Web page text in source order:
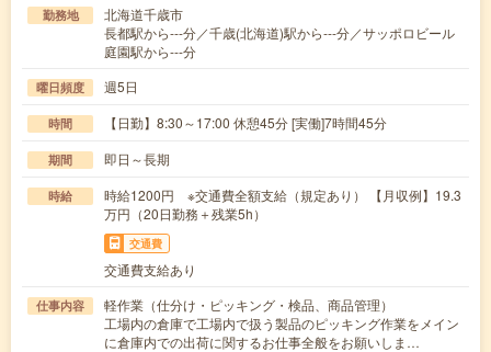
勤務地
北海道千歳市
長都駅から---分／千歳(北海道)駅から---分／サッポロビール
庭園駅から---分
曜日頻度 週5日
時間 【日勤】8:30～17:00 休憩45分 [実働]7時間45分
期間 即日～長期
時給
時給1200円 ※交通費全額支給（規定あり） 【月収例】19.3
万円（20日勤務＋残業5h）
交通費
交通費支給あり
仕事内容
軽作業（仕分け・ピッキング・検品、商品管理）
工場内の倉庫で工場内で扱う製品のピッキング作業をメイン
に倉庫内での出荷に関するお仕事全般をお願いしま…